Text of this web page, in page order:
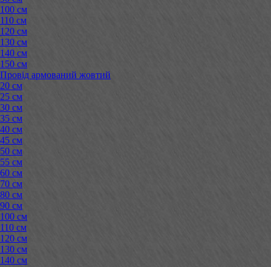
100 см
110 см
120 см
130 см
140 см
150 см
Провід армований жовтий
20 см
25 см
30 см
35 см
40 см
45 см
50 см
55 см
60 см
70 см
80 см
90 см
100 см
110 см
120 см
130 см
140 см